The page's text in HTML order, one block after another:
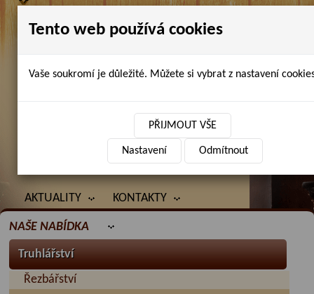
AKTUALITY KONTAKTY
NAŠE NABÍDKA
Truhlářství
Řezbářství
Tento web používá cookies
Vaše soukromí je důležité. Můžete si vybrat z nastavení
PŘIJMOUT VŠE
Nastavení Odmítnout